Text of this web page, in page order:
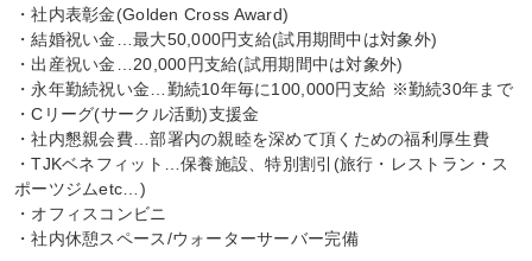
・社内表彰金(Golden Cross Award)
・結婚祝い金…最大50,000円支給(試用期間中は対象外)
・出産祝い金…20,000円支給(試用期間中は対象外)
・永年勤続祝い金…勤続10年毎に100,000円支給 ※勤続30年まで
・Cリーグ(サークル活動)支援金
・社内懇親会費…部署内の親睦を深めて頂くための福利厚生費
・TJKベネフィット…保養施設、特別割引(旅行・レストラン・ス
ポーツジムetc…)
・オフィスコンビニ
・社内休憩スペース/ウォーターサーバー完備